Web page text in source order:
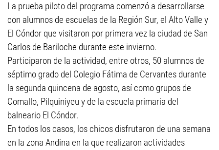
La prueba piloto del programa comenzó a desarrollarse
con alumnos de escuelas de la Región Sur, el Alto Valle y
El Cóndor que visitaron por primera vez la ciudad de San
Carlos de Bariloche durante este invierno.
Participaron de la actividad, entre otros, 50 alumnos de
séptimo grado del Colegio Fátima de Cervantes durante
la segunda quincena de agosto, así como grupos de
Comallo, Pilquiniyeu y de la escuela primaria del
balneario El Cóndor.
En todos los casos, los chicos disfrutaron de una semana
en la zona Andina en la que realizaron actividades